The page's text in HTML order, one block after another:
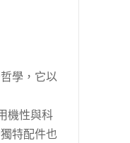
學，它以
機性與科
特配件也